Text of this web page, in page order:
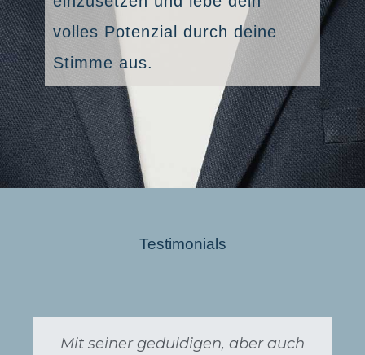
volles Potenzial durch deine
Stimme aus.
Testimonials
Mit seiner geduldigen, aber auch